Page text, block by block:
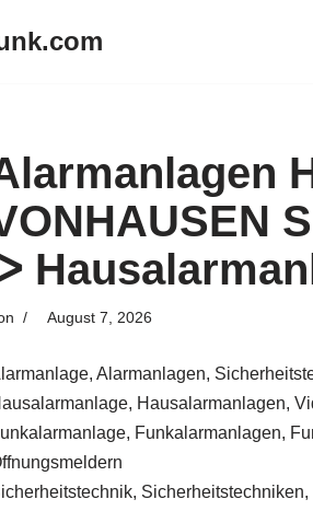
August 7, 2026
Alarmanlagen,
Hausalarmanlagen,
Funkalarmanlagen,